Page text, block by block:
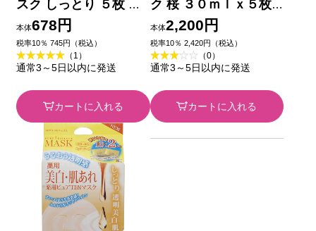
スク しっとり ５枚 マ
ンダム
本体678円
税率10％ 745円（税込）
（1）
通常3～5日以内に発送
カートに入れる
ク 桜 ３０ｍｌｘ５枚
Ｃｏｃｏｃｈｉ Ｃｏ
ｓｍｅ
本体2,200円
税率10％ 2,420円（税込）
（0）
通常3～5日以内に発送
カートに入れる